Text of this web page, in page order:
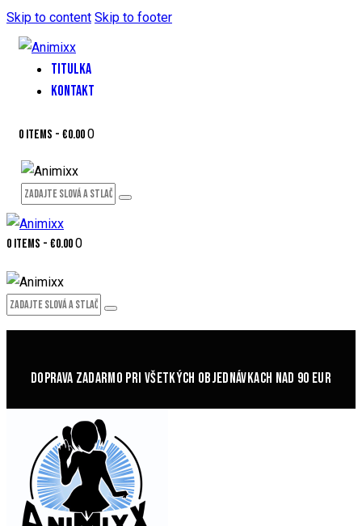
Skip to content Skip to footer
TITULKA
KONTAKT
0 items - €0.000
0 items - €0.000
DOPRAVA ZADARMO PRI VŠETKÝCH OBJEDNÁVKACH NAD 90 EUR